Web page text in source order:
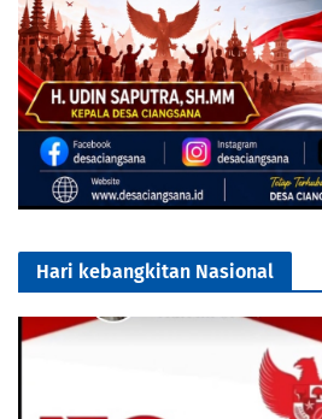
Hari kebangkitan Nasional